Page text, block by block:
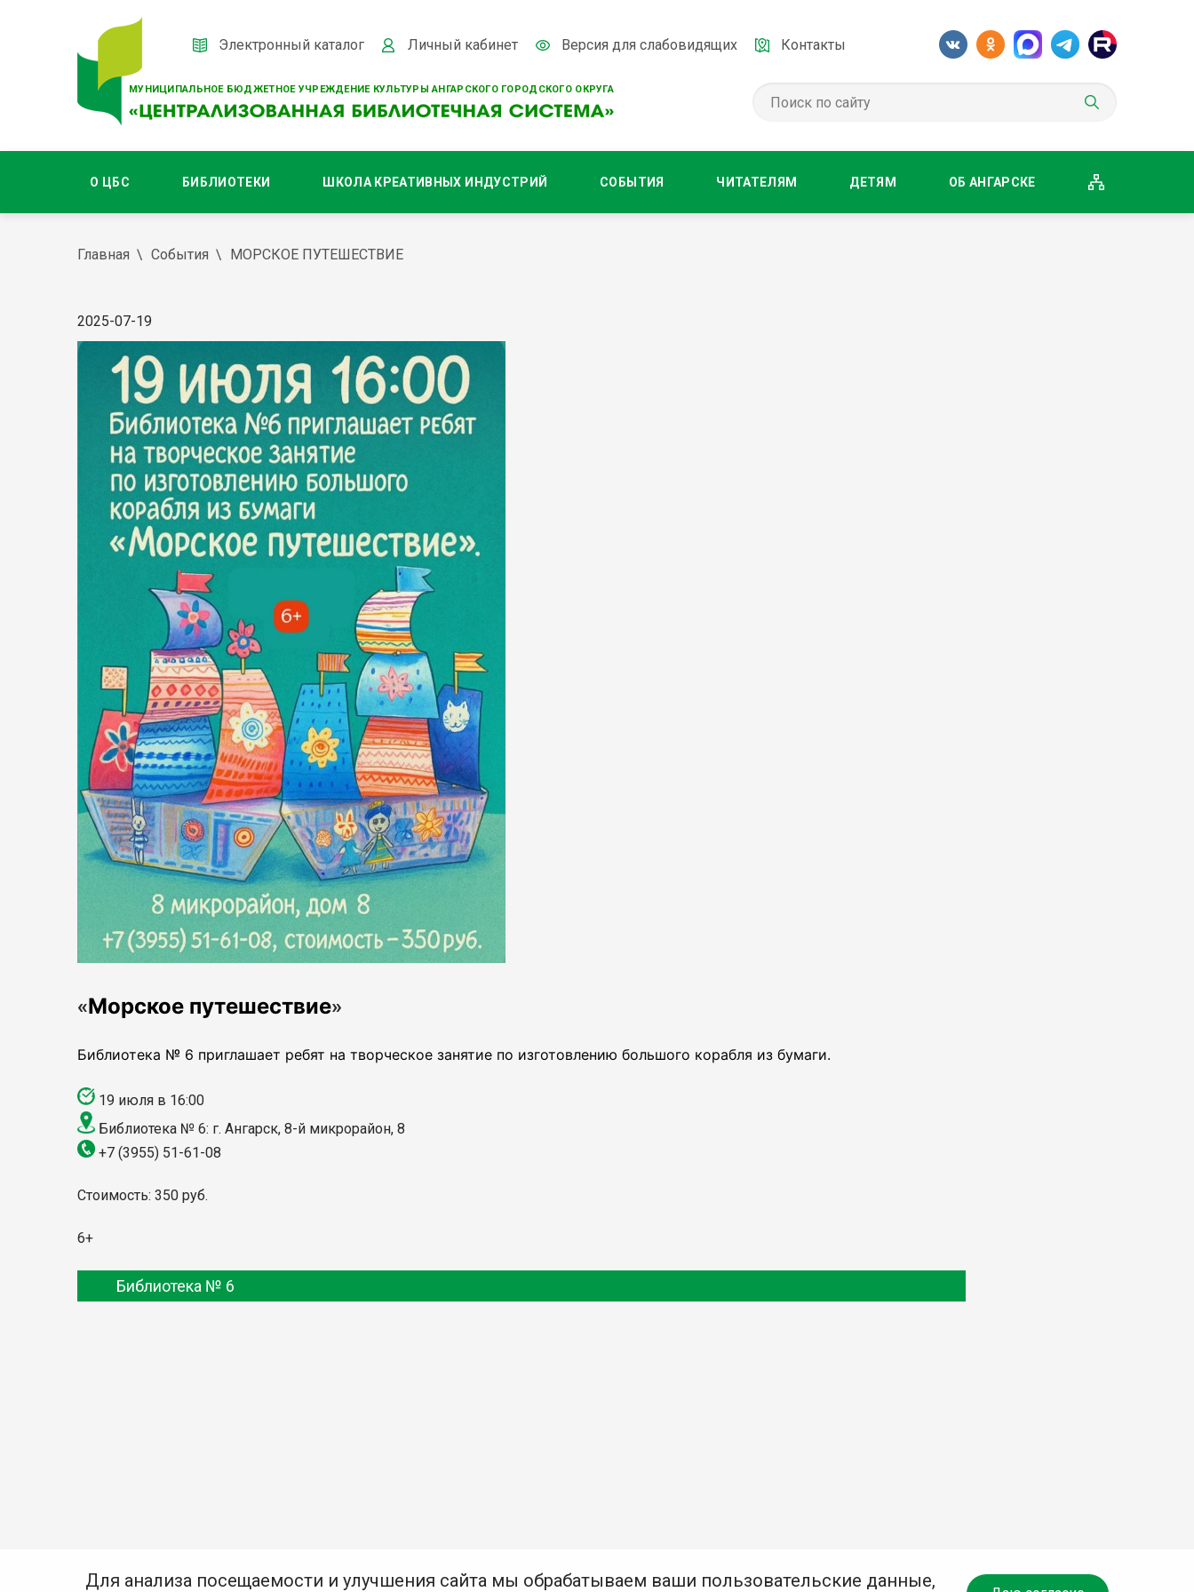
МУНИЦИПАЛЬНОЕ БЮДЖЕТНОЕ УЧРЕЖДЕНИЕ КУЛЬТУРЫ АНГАРСКОГО ГОРОДСКОГО ОКРУГА
Электронный каталог Личный кабинет Версия для слабовидящих Контакты
О ЦБС БИБЛИОТЕКИ ШКОЛА КРЕАТИВНЫХ ИНДУСТРИЙ СОБЫТИЯ ЧИТАТЕЛЯМ ДЕТЯМ ОБ АНГАРСКЕ
Главная События МОРСКОЕ ПУТЕШЕСТВИЕ
2025-07-19
«Морское путешествие»
Библиотека № 6 приглашает ребят на творческое занятие по изготовлению большого корабля из бумаги.
19 июля в 16:00
Библиотека № 6: г. Ангарск, 8-й микрорайон, 8
+7 (3955) 51-61-08
Стоимость: 350 руб.
6+
Библиотека № 6
Для анализа посещаемости и улучшения сайта мы обрабатываем ваши пользовательские данные,